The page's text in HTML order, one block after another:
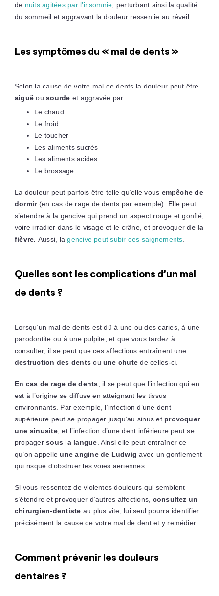
de nuits agitées par l’insomnie , perturbant ainsi la qualité
du sommeil et aggravant la douleur ressentie au réveil.
Les symptômes du « mal de dents »
Selon la cause de votre mal de dents la douleur peut être
aiguë ousourde et aggravée par :
Le chaud
Le froid
Le toucher
Les aliments sucrés
Les aliments acides
Le brossage
La douleur peut parfois être telle qu’elle vous empêche de
dormir(en cas de rage de dents par exemple). Elle peut
s’étendre à la gencive qui prend un aspect rouge et gonflé,
voire irradier dans le visage et le crâne, et provoquerde la
fièvre. Aussi, lagencive peut subir des saignements
Quelles sont les complications d’un mal
de dents ?
Lorsqu’un mal de dents est dû à une ou des caries, à une
parodontite ou à une pulpite, et que vous tardez à
consulter, il se peut que ces affections entraînent une
destruction des dents ou une chute de celles-ci.
En cas de rage de dents , il se peut que l’infection qui en
est à l’origine se diffuse en atteignant les tissus
environnants. Par exemple, l’infection d’une dent
supérieure peut se propager jusqu’au sinus et provoquer
une sinusite, et l’infection d’une dent inférieure peut se
propagersous la langue . Ainsi elle peut entraîner ce
qu’on appelleune angine de Ludwig avec un gonflement
qui risque d’obstruer les voies aériennes.
Si vous ressentez de violentes douleurs qui semblent
s’étendre et provoquer d’autres affections, consultez un
chirurgien-dentiste au plus vite, lui seul pourra identifier
précisément la cause de votre mal de dent et y remédier.
Comment prévenir les douleurs
dentaires ?